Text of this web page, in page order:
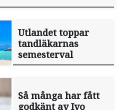
Utlandet toppar
tandläkarnas
semesterval
Så många har fått
godkänt av Ivo